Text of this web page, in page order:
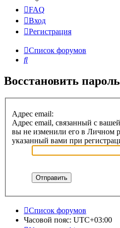
FAQ
Вход
Регистрация
Список форумов
Поиск
Восстановить пароль
Адрес email:
Адрес email, связанный с
вы не изменили его в Личном
указанный вами при
Список форумов
Часовой пояс: UTC+03:00